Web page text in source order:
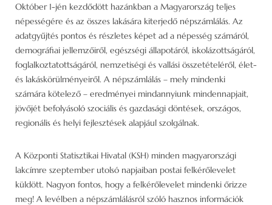
Október 1-jén kezdődött hazánkban a Magyarország teljes
népességére és az összes lakására kiterjedő népszámlálás. Az
adatgyűjtés pontos és részletes képet ad a népesség számáról,
demográfiai jellemzőiről, egészségi állapotáról, iskolázottságáról,
foglalkoztatottságáról, nemzetiségi és vallási összetételéről, élet-
és lakáskörülményeiről. A népszámlálás – mely mindenki
számára kötelező – eredményei mindannyiunk mindennapjait,
jövőjét befolyásoló szociális és gazdasági döntések, országos,
regionális és helyi fejlesztések alapjául szolgálnak.
A Központi Statisztikai Hivatal (KSH) minden magyarországi
lakcímre szeptember utolsó napjaiban postai felkérőlevelet
küldött. Nagyon fontos, hogy a felkérőlevelet mindenki őrizze
meg! A levélben a népszámlálásról szóló hasznos információk